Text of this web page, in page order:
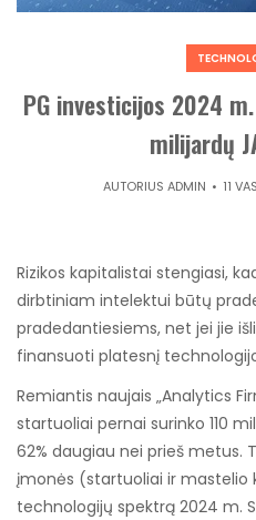
PG investicijos 2024
milijardų
AUTORIUS ADMIN 11
Rizikos kapitalistai stengiasi,
dirbtiniam intelektui būtų
pradedantiesiems, net jei jie
finansuoti platesnį
Remiantis naujais „Analytics
startuoliai pernai surinko 110
62% daugiau nei prieš metus.
įmonės (startuoliai ir mastelio
technologijų spektrą 2024 m.